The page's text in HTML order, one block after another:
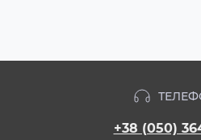
+38 (050)